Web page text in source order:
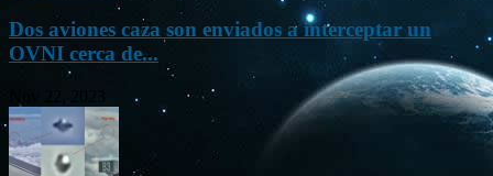
Dos aviones caza son enviados a interceptar un
OVNI cerca de...